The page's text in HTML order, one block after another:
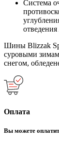
Система
Шины Blizzak
суровыми
снегом,
Оплата
Вы можете